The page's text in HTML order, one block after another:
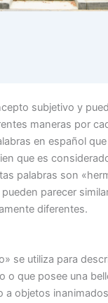
subjetivo y
maneras por
en español
que es
palabras son
parecer
diferentes.
se utiliza para
o que posee una
a objetos